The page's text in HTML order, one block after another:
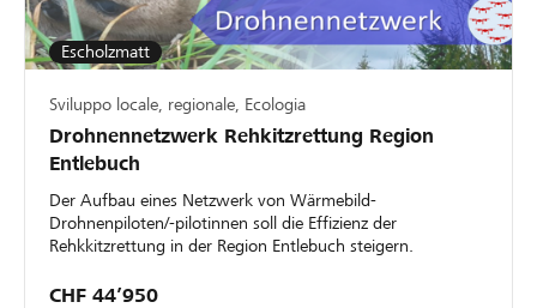
Escholzmatt
Sviluppo locale, regionale, Ecologia
Drohnennetzwerk Rehkitzrettung Region
Entlebuch
Der Aufbau eines Netzwerk von Wärmebild-
Drohnenpiloten/-pilotinnen soll die Effizienz der
Rehkkitzrettung in der Region Entlebuch steigern.
CHF 44’950